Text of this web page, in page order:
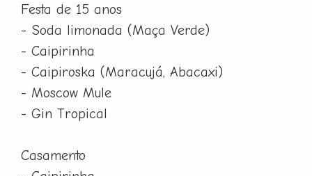
Festa de 15 anos
- Soda limonada (Maça Verde)
- Caipirinha
- Caipiroska (Maracujá, Abacaxi)
- Moscow Mule
- Gin Tropical
Casamento